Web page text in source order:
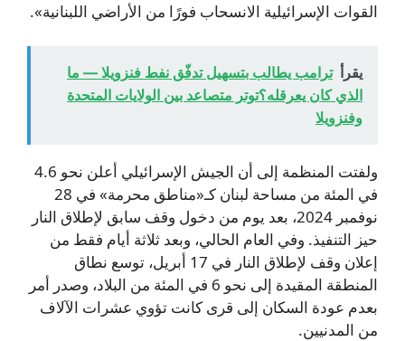
القوات الإسرائيلية الانسحاب فورًا من الأراضي اللبنانية».
يقرأ ترامب يطالب بتسهيل تدفّق نفط فنزويلا — ما
الذي كان يعرقله؟توتر متصاعد بين الولايات المتحدة
وفنزويلا
ولفتت المنظمة إلى أن الجيش الإسرائيلي أعلن نحو 4.6
في المئة من مساحة لبنان كـ«مناطق محرمة» في 28
نوفمبر 2024، بعد يوم من دخول وقف سابق لإطلاق النار
حيز التنفيذ. وفي العام الحالي، وبعد ثلاثة أيام فقط من
إعلان وقف لإطلاق النار في 17 أبريل، توسع نطاق
المنطقة المقيدة إلى نحو 6 في المئة من البلاد، وصدر أمر
بعدم عودة السكان إلى قرى كانت تؤوي عشرات الآلاف
من المدنيين.